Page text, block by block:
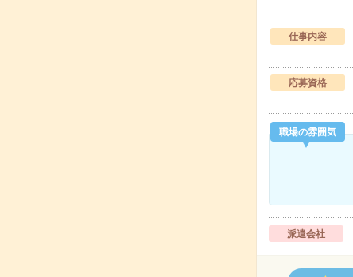
仕事内容
応募資格
職場の雰囲気
派遣会社